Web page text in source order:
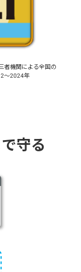
者機関による全国の
～2024年
守る